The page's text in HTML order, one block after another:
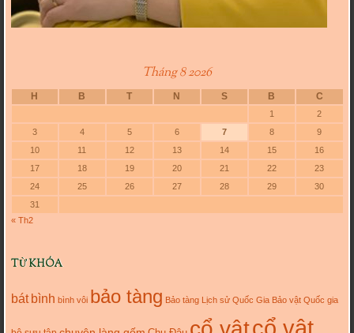
Tháng 8 2026
H B T N S B C
1
2
3
4 5 6 7 8
9
10
11 12 13 14 15
16
17
18 19 20 21 22
23
24
25 26 27 28 29
30
31
« Th2
TỪ KHÓA
bát bình bình vôi bảo tàng Bảo tàng Lịch sử Quốc Gia Bảo vật Quốc gia